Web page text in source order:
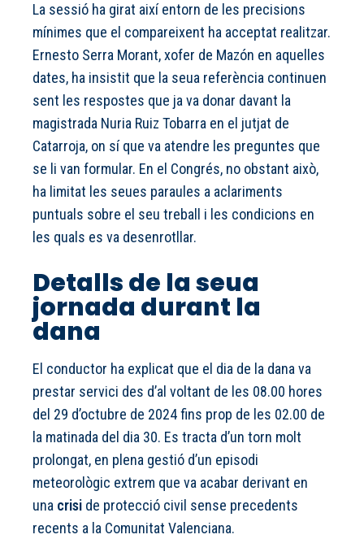
La sessió ha girat així entorn de les precisions
mínimes que el compareixent ha acceptat realitzar.
Ernesto Serra Morant, xofer de Mazón en aquelles
dates, ha insistit que la seua referència continuen
sent les respostes que ja va donar davant la
magistrada Nuria Ruiz Tobarra en el jutjat de
Catarroja, on sí que va atendre les preguntes que
se li van formular. En el Congrés, no obstant això,
ha limitat les seues paraules a aclariments
puntuals sobre el seu treball i les condicions en
les quals es va desenrotllar.
Detalls de la seua
jornada durant la
dana
El conductor ha explicat que el dia de la dana va
prestar servici des d’al voltant de les 08.00 hores
del 29 d’octubre de 2024 fins prop de les 02.00 de
la matinada del dia 30. Es tracta d’un torn molt
prolongat, en plena gestió d’un episodi
meteorològic extrem que va acabar derivant en
una crisi de protecció civil sense precedents
recents a la Comunitat Valenciana.